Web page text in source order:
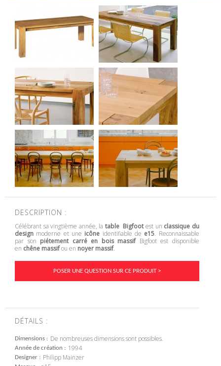
DESCRIPTION :
Célébrant sa vingtième année, latable Bigfootest un classique du
design moderne et une icône identifiable de e15. Reconnaissable
par son piétement carré en bois massifBigfoot est disponible
en chêne massifou en noyer massif.
POSER UNE QUESTION SUR CE PRODUIT >
DÉTAILS :
Dimensions De nombreuses dimensions sont possibles.
Année de création 1994
Designer Philipp Mainzer